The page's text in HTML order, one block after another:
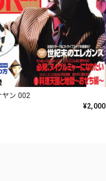
ン 002
¥2,000